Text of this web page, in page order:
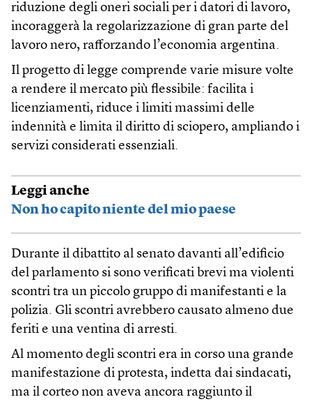
riduzione degli oneri sociali per i datori di lavoro,
incoraggerà la regolarizzazione di gran parte del
lavoro nero, rafforzando l’economia argentina.
Il progetto di legge comprende varie misure volte
a rendere il mercato più flessibile: facilita i
licenziamenti, riduce i limiti massimi delle
indennità e limita il diritto di sciopero, ampliando i
servizi considerati essenziali.
Leggi anche
Non ho capito niente del mio paese
Durante il dibattito al senato davanti all’edificio
del parlamento si sono verificati brevi ma violenti
scontri tra un piccolo gruppo di manifestanti e la
polizia. Gli scontri avrebbero causato almeno due
feriti e una ventina di arresti.
Al momento degli scontri era in corso una grande
manifestazione di protesta, indetta dai sindacati,
ma il corteo non aveva ancora raggiunto il